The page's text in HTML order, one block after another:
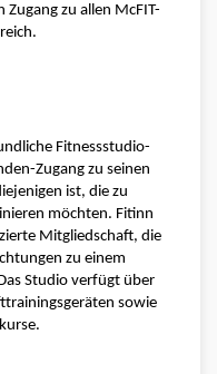
zu allen McFIT-
Fitnessstudio-
Zugang zu seinen
ist, die zu
möchten. Fitinn
Mitgliedschaft, die
zu einem
Studio verfügt über
sowie